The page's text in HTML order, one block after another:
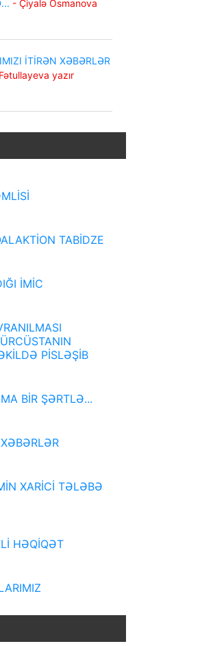
- Çiyalə Osmanova
İTİRƏN XƏBƏRLƏR
yazır
TABİDZE
İMİC
PİSLƏŞİB
BİR ŞƏRTLƏ...
XARİCİ TƏLƏBƏ
HƏQİQƏT